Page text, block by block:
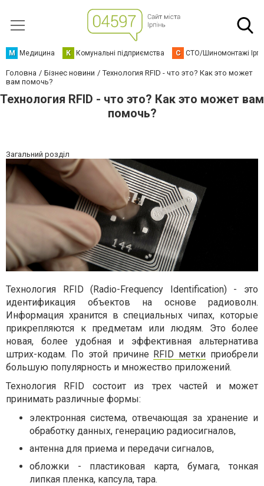
М Медицина К Комунальні підприємства С СТО/Шиномонтажі
Головна Бізнес новини
Технология RFID - что это? Как это может
вам помочь?
Технология RFID - что это? Как это может вам
помочь?
Загальний розділ
Технология RFID (Radio-Frequency Identification) - это
идентификация объектов на основе радиоволн.
Информация хранится в специальных чипах, которые
прикрепляются к предметам или людям. Это более
новая, более удобная и эффективная альтернатива
штрих-кодам. По этой причине RFID метки приобрели
большую популярность и множество приложений.
Технология RFID состоит из трех частей и может
принимать различные формы:
электронная система, отвечающая за хранение и
обработку данных, генерацию радиосигналов,
антенна для приема и передачи сигналов,
обложки - пластиковая карта, бумага, тонкая
липкая пленка, капсула, тара.